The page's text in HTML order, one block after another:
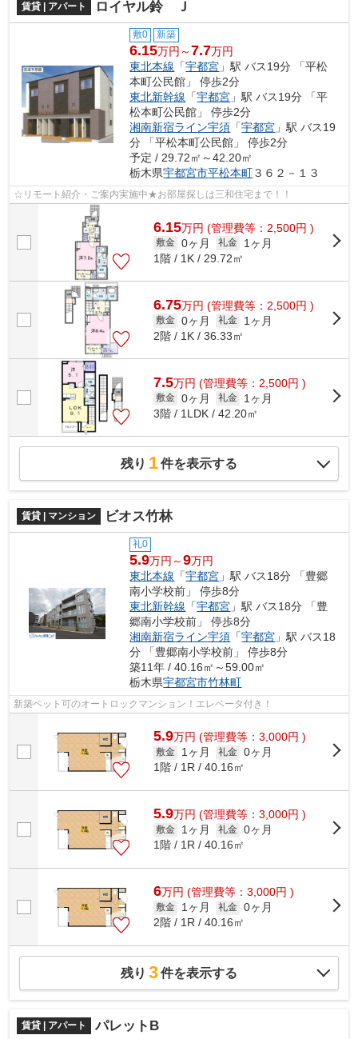
賃貸 | アパート ロイヤル鈴 Ｊ
敷0 新築
6.15万円～7.7万円
東北本線 「宇都宮 」駅 バス19分 「平松
本町公民館」 停歩2分
東北新幹線 「宇都宮 」駅 バス19分 「平
松本町公民館」 停歩2分
湘南新宿ライン宇須 「宇都宮 」駅 バス19
分 「平松本町公民館」 停歩2分
予定 / 29.72㎡～42.20㎡
栃木県宇都宮市平松本町３６２－１３
☆リモート紹介・ご案内実施中★お部屋探しは三和住宅まで！！
6.15万円 (管理費等：2,500円 )
敷金 0ヶ月 礼金
1ヶ月
1階 / 1K / 29.72㎡
6.75万円 (管理費等：2,500円 )
敷金 0ヶ月 礼金
1ヶ月
2階 / 1K / 36.33㎡
7.5万円 (管理費等：2,500円 )
敷金 0ヶ月 礼金
1ヶ月
3階 / 1LDK / 42.20㎡
残り 1件を表示する
賃貸 | マンション ビオス竹林
礼0
5.9万円～9万円
東北本線 「宇都宮 」駅 バス18分 「豊郷
南小学校前」 停歩8分
東北新幹線 「宇都宮 」駅 バス18分 「豊
郷南小学校前」 停歩8分
湘南新宿ライン宇須 「宇都宮 」駅 バス18
分 「豊郷南小学校前」 停歩8分
築11年 / 40.16㎡～59.00㎡
栃木県宇都宮市竹林町
新築ペット可のオートロックマンション！エレベータ付き！
5.9万円 (管理費等：3,000円 )
敷金 1ヶ月 礼金 0ヶ月
1階 / 1R / 40.16㎡
5.9万円 (管理費等：3,000円 )
敷金 1ヶ月 礼金 0ヶ月
1階 / 1R / 40.16㎡
6万円 (管理費等：3,000円 )
敷金 1ヶ月 礼金 0ヶ月
2階 / 1R / 40.16㎡
残り 3件を表示する
賃貸 | アパート パレットB